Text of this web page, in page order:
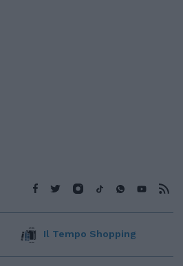
Il Tempo Shopping